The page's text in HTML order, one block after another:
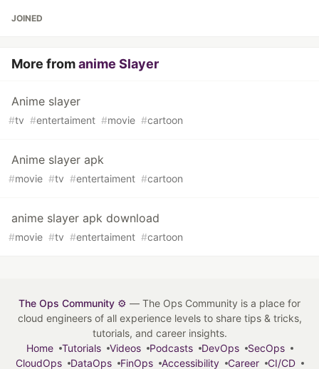
JOINED
More fromanime Slayer
Anime slayer
#tv #entertaiment #movie #cartoon
Anime slayer apk
#movie #tv #entertaiment #cartoon
anime slayer apk download
#movie #tv #entertaiment #cartoon
The Ops Community ⚙️ — The Ops Community is a place for
cloud engineers of all experience levels to share tips & tricks,
tutorials, and career insights.
Home
Tutorials Videos Podcasts DevOps
SecOps
CloudOps
DataOps FinOps Accessibility Career CI/CD